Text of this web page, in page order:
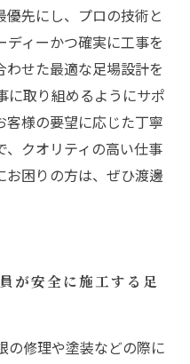
先にし、プロの技術と
ディーかつ確実に工事を
わせた最適な足場設計を
に取り組めるようにサポ
客様の要望に応じた丁寧
、クオリティの高い仕事
お困りの方は、ぜひ渡邊
が安全に施工する足
の修理や塗装などの際に